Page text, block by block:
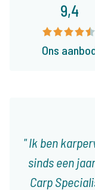
Ik ben
sinds een
Carp
9,4
Ons